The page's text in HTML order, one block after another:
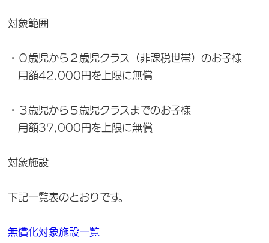
対象範囲
・０歳児から２歳児クラス（非課税世帯）のお子様
月額42,000円を上限に無償
・３歳児から５歳児クラスまでのお子様
月額37,000円を上限に無償
対象施設
下記一覧表のとおりです。
無償化対象施設一覧